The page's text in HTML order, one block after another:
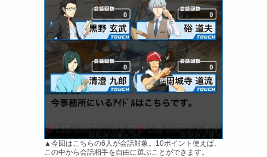
▲今回はこちらの6人が会話対象。10ポイント使えば、
この中から会話相手を自由に選ぶことができます。